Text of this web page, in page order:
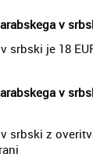
v
srbski je 18
v
srbski z